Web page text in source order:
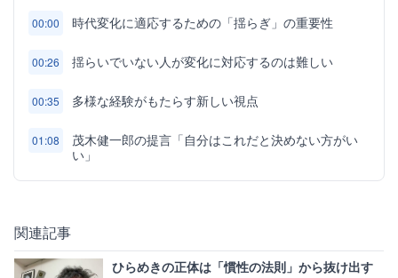
00:00 時代変化に適応するための「揺らぎ」の重要性
00:26 揺らいでいない人が変化に対応するのは難しい
00:35 多様な経験がもたらす新しい視点
01:08
茂木健一郎の提言「自分はこれだと決めない方がい
い」
関連記事
ひらめきの正体は「慣性の法則」から抜け出す